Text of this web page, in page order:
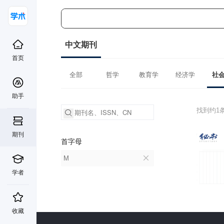
首页
助手
期刊
学者
收藏
中文期刊
全部 哲学 教育学 经济学 社
首字母
M
找到约1